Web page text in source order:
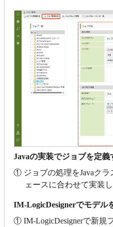
Javaの実装でジョブを定義
① ジョブの処理をJavaクラ
ェースに合わせて実装
IM-LogicDesignerでモデル
① IM-LogicDesignerで新規